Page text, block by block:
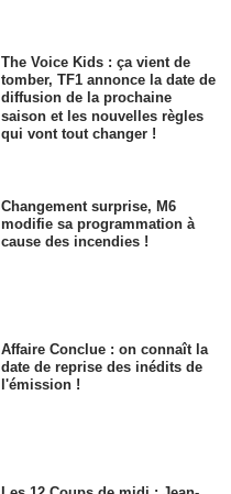
The Voice Kids : ça vient de
tomber, TF1 annonce la date de
diffusion de la prochaine
saison et les nouvelles règles
qui vont tout changer !
Changement surprise, M6
modifie sa programmation à
cause des incendies !
Affaire Conclue : on connaît la
date de reprise des inédits de
l'émission !